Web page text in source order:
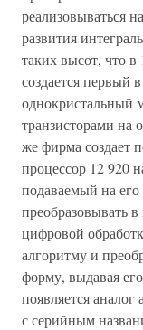
реализовываться
развития
таких высот, что
создается первый
однокристальный
транзисторами на
же фирма создает
процессор 12 920
подаваемый на
преобразовывать
цифровой
алгоритму и
форму, выдавая
появляется
с серийным